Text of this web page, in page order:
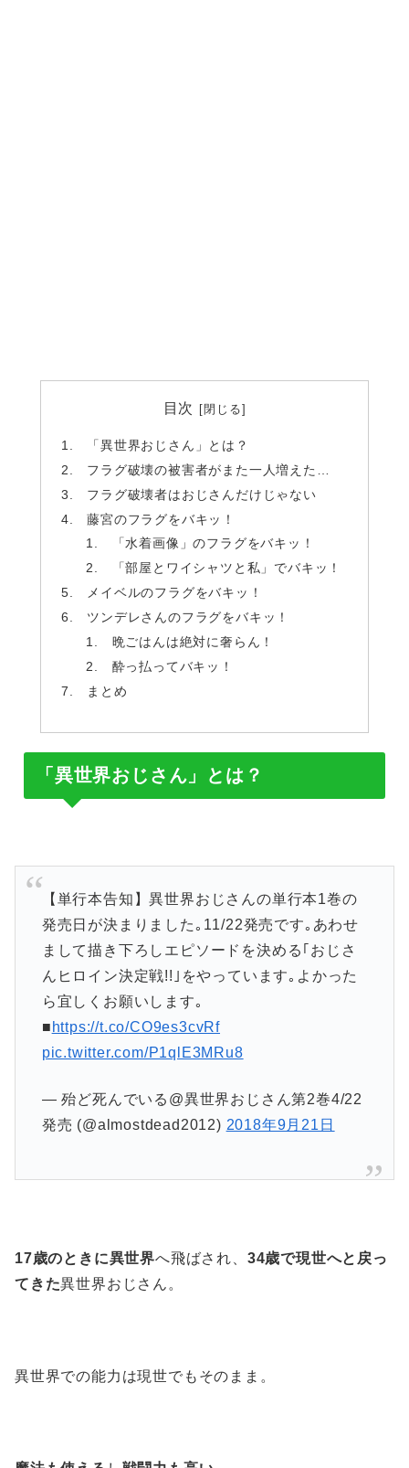
目次
「異世界おじさん」とは？
フラグ破壊の被害者がまた一人増えた…
フラグ破壊者はおじさんだけじゃない
藤宮のフラグをバキッ！
「水着画像」のフラグをバキッ！
「部屋とワイシャツと私」でバキッ！
メイベルのフラグをバキッ！
ツンデレさんのフラグをバキッ！
晩ごはんは絶対に奢らん！
酔っ払ってバキッ！
まとめ
「異世界おじさん」とは？
【単行本告知】異世界おじさんの単行本1巻の
発売日が決まりました｡11/22発売です｡あわせ
まして描き下ろしエピソードを決める｢おじさ
んヒロイン決定戦!!｣をやっています｡よかった
ら宜しくお願いします｡
■ https://t.co/CO9es3cvRf
pic.twitter.com/P1qlE3MRu8
— 殆ど死んでいる@異世界おじさん第2巻4/22
発売 (@almostdead2012) 2018年9月21日
17歳のときに異世界へ飛ばされ、 34歳で現世へと戻っ
てきた異世界おじさん。
異世界での能力は現世でもそのまま。